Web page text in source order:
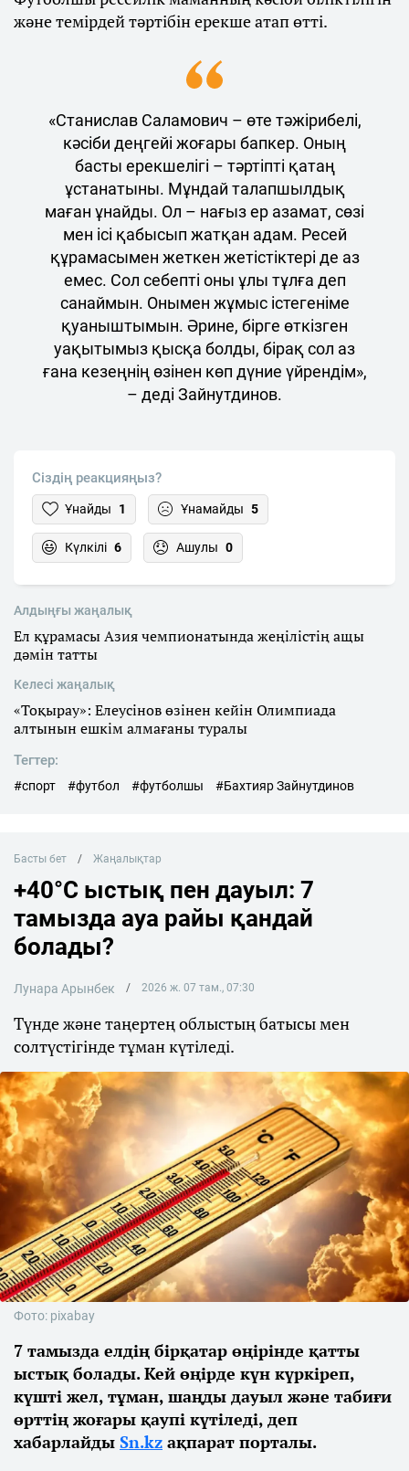
және темірдей тәртібін ерекше атап өтті.
«Станислав Саламович – өте тәжірибелі,
кәсіби деңгейі жоғары бапкер. Оның
басты ерекшелігі – тәртіпті қатаң
ұстанатыны. Мұндай талапшылдық
маған ұнайды. Ол – нағыз ер азамат, сөзі
мен ісі қабысып жатқан адам. Ресей
құрамасымен жеткен жетістіктері де аз
емес. Сол себепті оны ұлы тұлға деп
санаймын. Онымен жұмыс істегеніме
қуаныштымын. Әрине, бірге өткізген
уақытымыз қысқа болды, бірақ сол аз
ғана кезеңнің өзінен көп дүние үйрендім»,
– деді Зайнутдинов.
Сіздің реакцияңыз?
Ұнайды 1 Ұнамайды 5
Күлкілі 6 Ашулы 0
Алдыңғы жаңалық
Ел құрамасы Азия чемпионатында жеңілістің ащы
дәмін татты
Келесі жаңалық
«Тоқырау»: Елеусінов өзінен кейін Олимпиада
алтынын ешкім алмағаны туралы
Тегтер:
#спорт #футбол #футболшы #Бахтияр Зайнутдинов
Басты бет Жаңалықтар
+40°C ыстық пен дауыл: 7
тамызда ауа райы қандай
болады?
Лунара Арынбек 2026 ж. 07 там., 07:30
Түнде және таңертең облыстың батысы мен
солтүстігінде тұман күтіледі.
Фото: pixabay
7 тамызда елдің бірқатар өңірінде қатты
ыстық болады. Кей өңірде күн күркіреп,
күшті жел, тұман, шаңды дауыл және табиғи
өрттің жоғары қаупі күтіледі, деп
хабарлайды Sn.kz ақпарат порталы.